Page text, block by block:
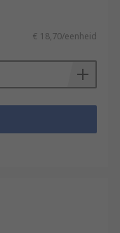
€ 18,70/eenheid